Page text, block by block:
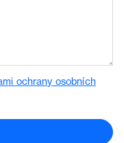
ochrany osobních